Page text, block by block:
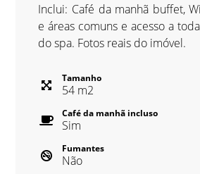
Inclui: Café da manhã buffet,
e áreas comuns e acesso a
do spa. Fotos reais do imóvel.
Tamanho
54 m2
Café da manhã incluso
Sim
Fumantes
Não